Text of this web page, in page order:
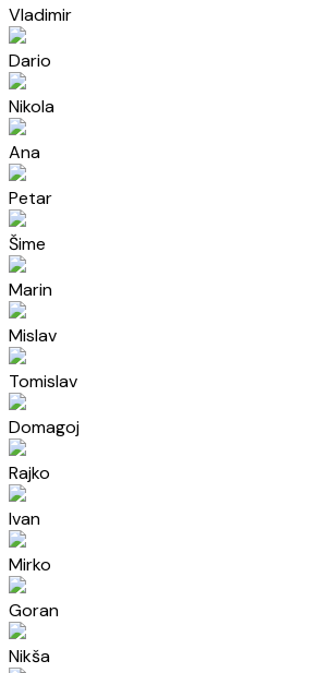
Vladimir
Dario
Nikola
Ana
Petar
Šime
Marin
Mislav
Tomislav
Domagoj
Rajko
Ivan
Mirko
Goran
Nikša